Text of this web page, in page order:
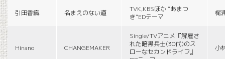
引田香織 名まえのない道
TVK,KBSほか “あまつ
き”EDテーマ
梶
Hinano CHANGEMAKER
Single/TVアニメ『解雇さ
れた暗黒兵士(30代)のス
ローなセカンドライフ』
小